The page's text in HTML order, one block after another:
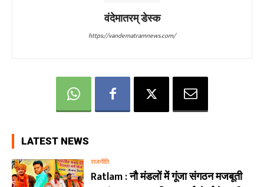
वंदेमातरम् डेस्क
https://vandematramnews.com/
LATEST NEWS
राजनीति
Ratlam : नौ मंडलों में गूंजा संगठन मजबूती